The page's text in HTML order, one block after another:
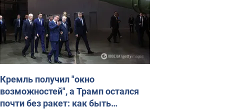
Кремль получил "окно
возможностей", а Трамп остался
почти без ракет: как быть